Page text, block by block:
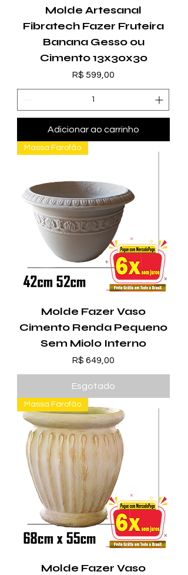
Molde Artesanal
Fibratech Fazer Fruteira
Banana Gesso ou
Cimento 13x30x30
Preço
R$ 599,00
Adicionar ao carrinho
Massa Farofão
Molde Fazer Vaso
Cimento Renda Pequeno
Sem Miolo Interno
Preço
R$ 649,00
Esgotado
Massa Farofão
Molde Fazer Vaso